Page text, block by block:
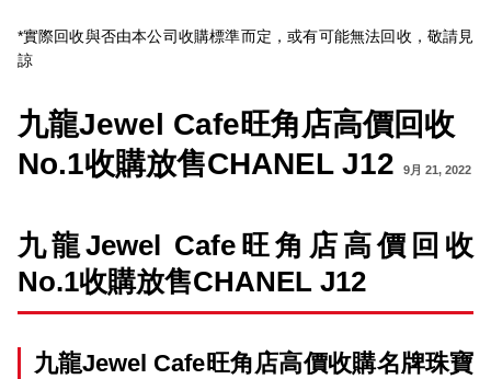
*實際回收與否由本公司收購標準而定，或有可能無法回收，敬請見
諒
九龍Jewel Cafe旺角店高價回收
No.1收購放售CHANEL J12
9月 21, 2022
九龍Jewel Cafe旺角店高價回收
No.1收購放售CHANEL J12
九龍Jewel Cafe旺角店高價收購名牌珠寶